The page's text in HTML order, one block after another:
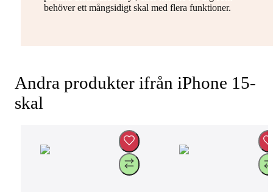
behöver ett mångsidigt skal med flera funktioner.
Andra produkter ifrån iPhone 15-
skal